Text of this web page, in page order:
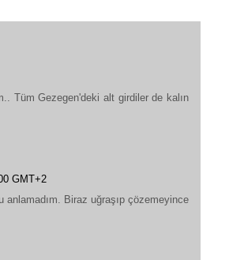
Tüm Gezegen'deki alt girdiler de kalın
GMT+2
anlamadım. Biraz uğraşıp çözemeyince